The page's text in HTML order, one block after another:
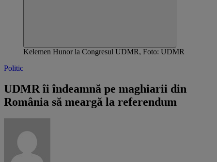
Kelemen Hunor la Congresul UDMR, Foto: UDMR
Politic
UDMR îi îndeamnă pe maghiarii din
România să meargă la referendum